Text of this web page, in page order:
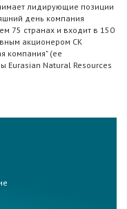
лидирующие позиции
день компания
75 странах и входит в 150
акционером СК
компания" (ее
Eurasian Natural Resources